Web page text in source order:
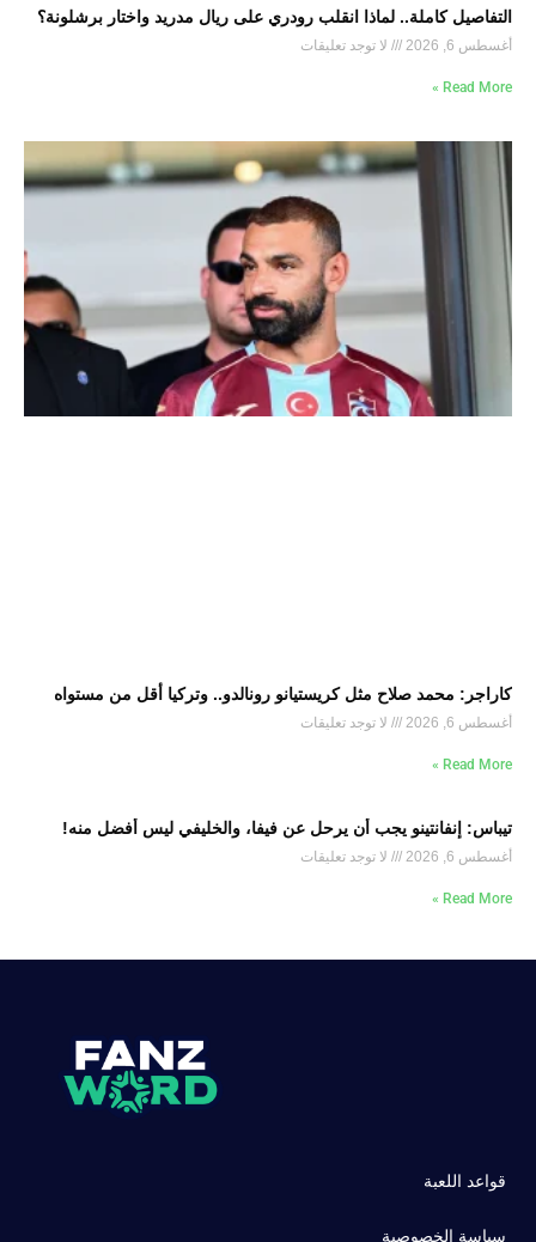
التفاصيل كاملة.. لماذا انقلب رودري على ريال مدريد واختار برشلونة؟
أغسطس 6, 2026 لا توجد تعليقات
Read More »
كاراجر: محمد صلاح مثل كريستيانو رونالدو.. وتركيا أقل من مستواه
أغسطس 6, 2026 لا توجد تعليقات
Read More »
تيباس: إنفانتينو يجب أن يرحل عن فيفا، والخليفي ليس أفضل منه!
أغسطس 6, 2026 لا توجد تعليقات
Read More »
قواعد اللعبة
سياسة الخصوصية